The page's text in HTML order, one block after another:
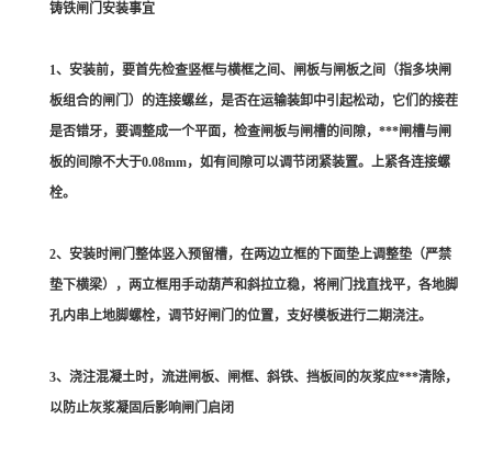
铸铁闸门安装事宜
1、安装前，要首先检查竖框与横框之间、闸板与闸板之间（指多块闸
板组合的闸门）的连接螺丝，是否在运输装卸中引起松动，它们的接茬
是否错牙，要调整成一个平面，检查闸板与闸槽的间隙，***闸槽与闸
板的间隙不大于0.08mm，如有间隙可以调节闭紧装置。上紧各连接螺
栓。
2、安装时闸门整体竖入预留槽，在两边立框的下面垫上调整垫（严禁
垫下横梁），两立框用手动葫芦和斜拉立稳，将闸门找直找平，各地脚
孔内串上地脚螺栓，调节好闸门的位置，支好模板进行二期浇注。
3、浇注混凝土时，流进闸板、闸框、斜铁、挡板间的灰浆应***清除，
以防止灰浆凝固后影响闸门启闭